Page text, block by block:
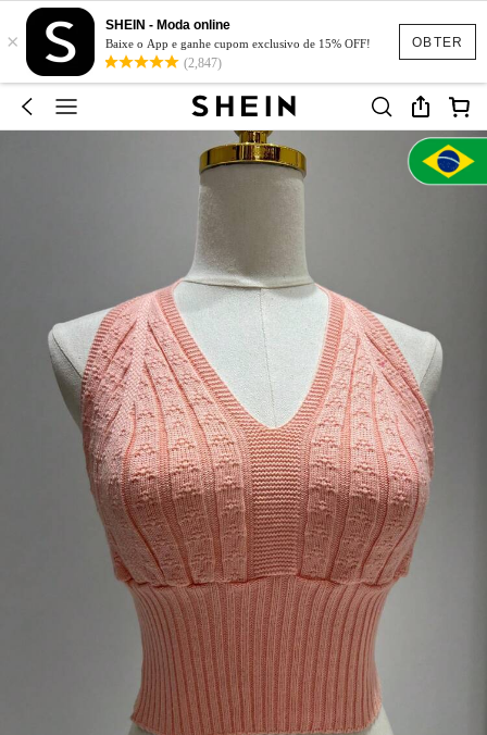
OBTER
×
SHEIN - Moda online
Baixe o App e ganhe cupom exclusivo de 15% OFF!
(2,847)